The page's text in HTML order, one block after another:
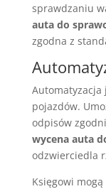
sprawdzaniu
auta do
zgodna z
Automatyzacja
pojazdów.
odpisów
wycena auta
odzwierciedla
Księgowi